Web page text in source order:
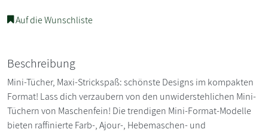
Auf die Wunschliste
Beschreibung
Mini-Tücher, Maxi-Strickspaß: schönste Designs im kompakten
Format! Lass dich verzaubern von den unwiderstehlichen Mini-
Tüchern von Maschenfein! Die trendigen Mini-Format-Modelle
bieten raffinierte Farb-, Ajour-, Hebemaschen- und